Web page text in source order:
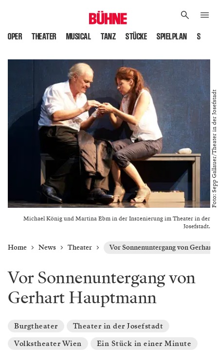
OPER THEATER MUSICAL TANZ STÜCKE SPIELPLAN
Michael König und Martina Ebm in der Inszenierung im Theater in der
Josefstadt.
Foto: Sepp Gallauer/Theater in der Josefstadt
Home News Theater Vor Sonnenuntergang von Gerhart
Vor Sonnenuntergang von
Gerhart Hauptmann
Burgtheater
Theater in der Josefstadt
Volkstheater Wien
Ein Stück in einer Minute